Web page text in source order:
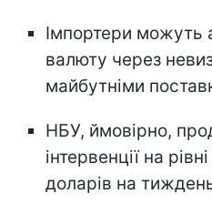
Імпортери можуть
валюту через
майбутніми
НБУ, ймовірно,
інтервенції на
доларів на